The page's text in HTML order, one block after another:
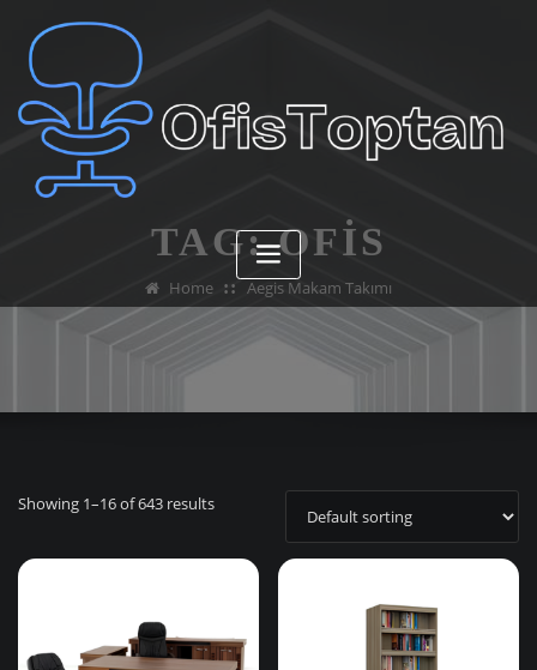
content
TAG:OFIS
Home Aegis Makam Takımı
Showing 1–16 of 643 results